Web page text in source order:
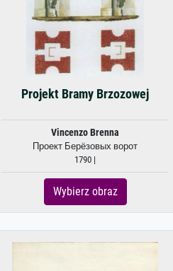
Projekt Bramy Brzozowej
Vincenzo Brenna
Проект Берёзовых ворот
1790 |
Wybierz obraz